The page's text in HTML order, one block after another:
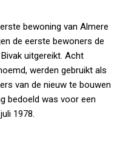
bewoning van Almere
de eerste bewoners de
uitgereikt. Acht
werden gebruikt als
van de nieuw te bouwen
bedoeld was voor een
1978.